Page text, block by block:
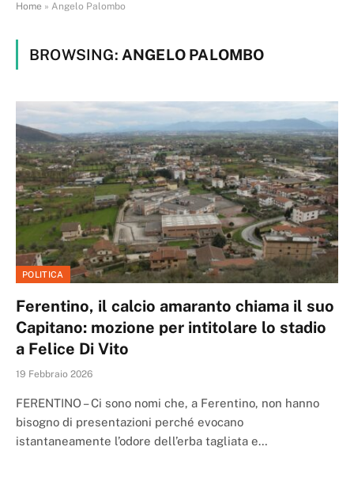
Home » Angelo Palombo
BROWSING: ANGELO PALOMBO
POLITICA
Ferentino, il calcio amaranto chiama il suo
Capitano: mozione per intitolare lo stadio
a Felice Di Vito
19 Febbraio 2026
FERENTINO – Ci sono nomi che, a Ferentino, non hanno
bisogno di presentazioni perché evocano
istantaneamente l’odore dell’erba tagliata e…